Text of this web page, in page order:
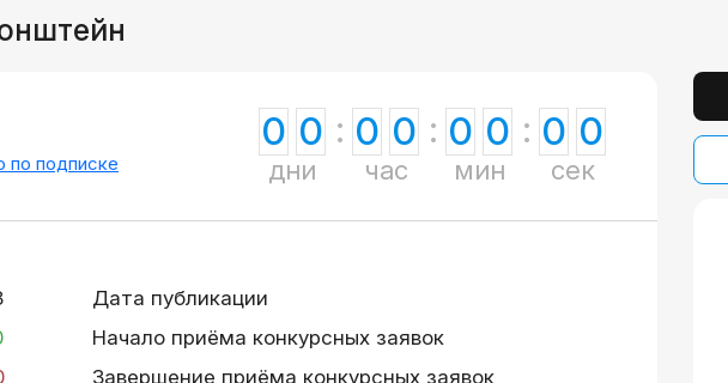
по подписке
0 0
дни
0 0
час
0 0
мин
0 0
сек
Дата публикации
Начало приёма конкурсных заявок
Завершение приёма конкурсных заявок